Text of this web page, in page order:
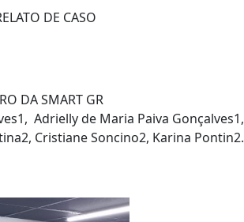
DE CASO
DA SMART GR
Adrielly de Maria Paiva Gonçalves1,
Cristiane Soncino2, Karina Pontin2.